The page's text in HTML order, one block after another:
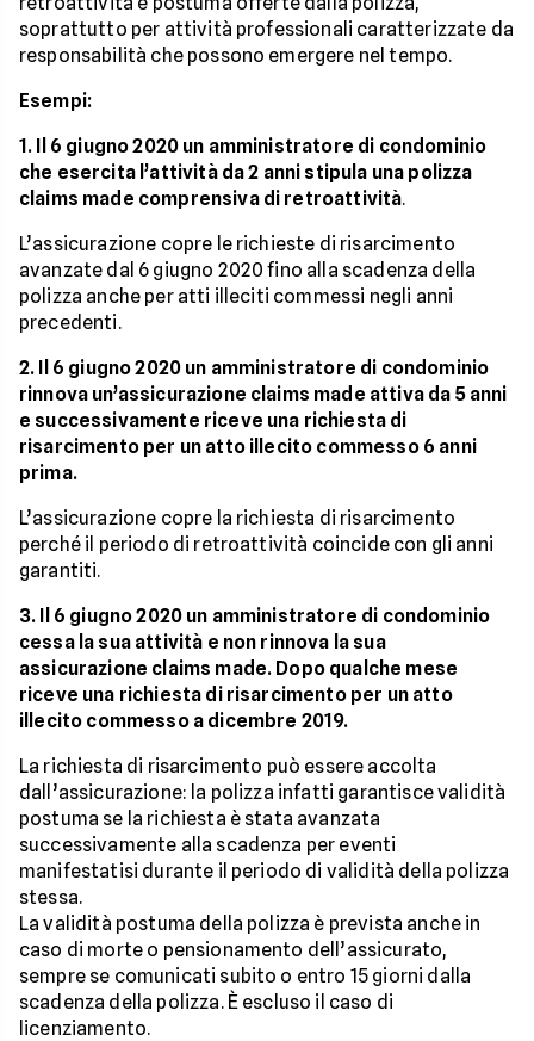
soprattutto per attività professionali caratterizzate da
responsabilità che possono emergere nel tempo.
Esempi:
1. Il 6 giugno 2020 un amministratore di condominio
che esercita l’attività da 2 anni stipula una polizza
claims made comprensiva di retroattività.
L’assicurazione copre le richieste di risarcimento
avanzate dal 6 giugno 2020 fino alla scadenza della
polizza anche per atti illeciti commessi negli anni
precedenti.
2. Il 6 giugno 2020 un amministratore di condominio
rinnova un’assicurazione claims made attiva da 5 anni
e successivamente riceve una richiesta di
risarcimento per un atto illecito commesso 6 anni
prima.
L’assicurazione copre la richiesta di risarcimento
perché il periodo di retroattività coincide con gli anni
garantiti.
3. Il 6 giugno 2020 un amministratore di condominio
cessa la sua attività e non rinnova la sua
assicurazione claims made. Dopo qualche mese
riceve una richiesta di risarcimento per un atto
illecito commesso a dicembre 2019.
La richiesta di risarcimento può essere accolta
dall’assicurazione: la polizza infatti garantisce validità
postuma se la richiesta è stata avanzata
successivamente alla scadenza per eventi
manifestatisi durante il periodo di validità della polizza
stessa.
La validità postuma della polizza è prevista anche in
caso di morte o pensionamento dell’assicurato,
sempre se comunicati subito o entro 15 giorni dalla
scadenza della polizza. È escluso il caso di
licenziamento.